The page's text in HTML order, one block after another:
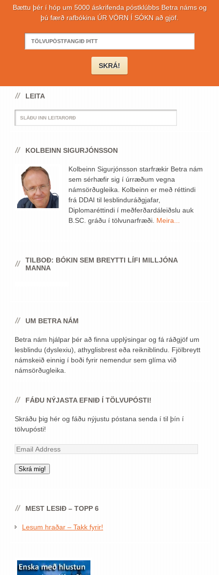
Bættu þér í hóp um 5000 áskrifenda póstklúbbs Betra náms og
þú færð rafbókina ÚR VÖRN Í SÓKN að gjöf.
LEITA
KOLBEINN SIGURJÓNSSON
Kolbeinn Sigurjónsson starfrækir Betra nám
sem sérhæfir sig í úrræðum vegna
námsörðugleika. Kolbeinn er með réttindi
frá DDAI til lesblinduráðgjafar,
Diplomaréttindi í meðferðardáleiðslu auk
B.SC. gráðu í tölvunarfræði. Meira...
TILBOÐ: BÓKIN SEM BREYTTI LÍFI MILLJÓNA
MANNA
UM BETRA NÁM
Betra nám hjálpar þér að finna upplýsingar og fá ráðgjöf um
lesblindu (dyslexiu), athyglisbrest eða reikniblindu. Fjölbreytt
námskeið einnig í boði fyrir nemendur sem glíma við
námsörðugleika.
FÁÐU NÝJASTA EFNIÐ Í TÖLVUPÓSTI!
Skráðu þig hér og fáðu nýjustu póstana senda í til þín í
tölvupósti!
Email
Skrá mig!
MEST LESIÐ – TOPP 6
Lesum hraðar – Takk fyrir!